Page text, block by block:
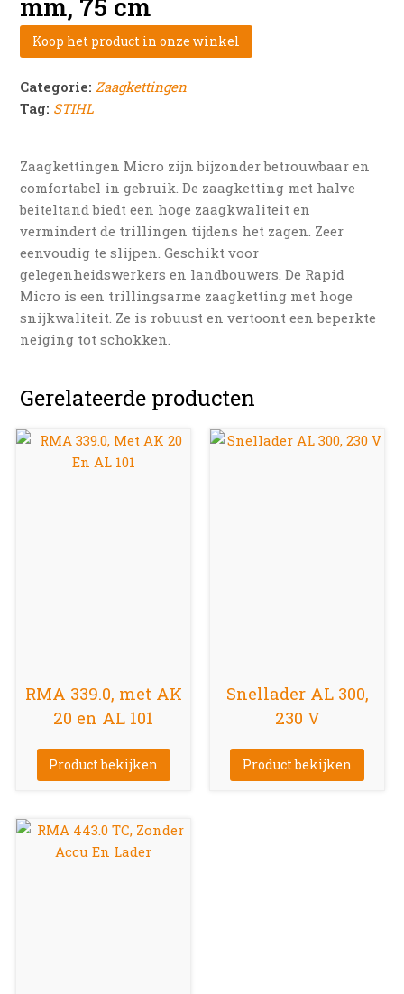
mm, 75 cm
Koop het product in onze winkel
Categorie: Zaagkettingen
Tag: STIHL
Zaagkettingen Micro zijn bijzonder betrouwbaar en
comfortabel in gebruik. De zaagketting met halve
beiteltand biedt een hoge zaagkwaliteit en
vermindert de trillingen tijdens het zagen. Zeer
eenvoudig te slijpen. Geschikt voor
gelegenheidswerkers en landbouwers. De Rapid
Micro is een trillingsarme zaagketting met hoge
snijkwaliteit. Ze is robuust en vertoont een beperkte
neiging tot schokken.
Gerelateerde producten
RMA 339.0, met AK
20 en AL 101
Product bekijken
Snellader AL 300,
230 V
Product bekijken